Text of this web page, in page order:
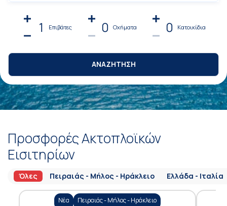
1 Επιβάτες 0 Οχήματα 0 Κατοικίδια
ΑΝΑΖΗΤΗΣΗ
Προσφορές Ακτοπλοϊκών
Εισιτηρίων
Όλες Πειραιάς - Μήλος - Ηράκλειο Ελλάδα - Ιταλία
Νέα Πειραιάς - Μήλος - Ηράκλειο